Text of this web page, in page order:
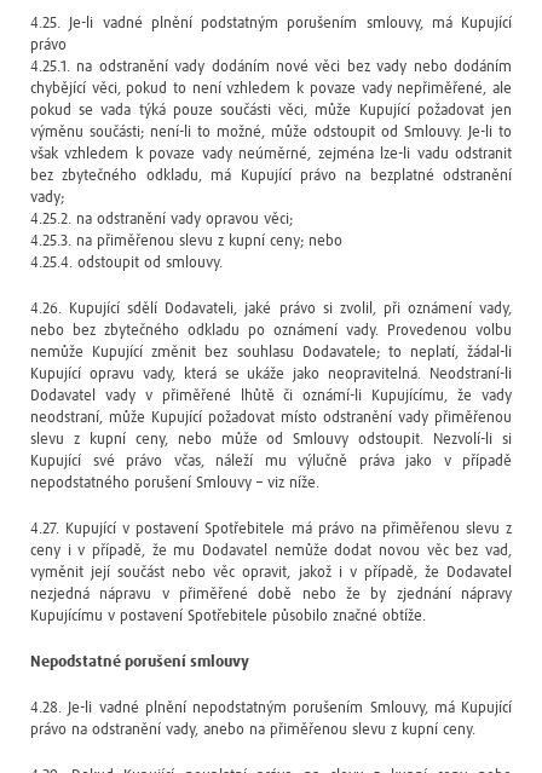
4.25. Je-li vadné plnění podstatným porušením smlouvy, má Kupující
právo
4.25.1. na odstranění vady dodáním nové věci bez vady nebo dodáním
chybějící věci, pokud to není vzhledem k povaze vady nepřiměřené, ale
pokud se vada týká pouze součásti věci, může Kupující požadovat jen
výměnu součásti; není-li to možné, může odstoupit od Smlouvy. Je-li to
však vzhledem k povaze vady neúměrné, zejména lze-li vadu odstranit
bez zbytečného odkladu, má Kupující právo na bezplatné odstranění
vady;
4.25.2. na odstranění vady opravou věci;
4.25.3. na přiměřenou slevu z kupní ceny; nebo
4.25.4. odstoupit od smlouvy.
4.26. Kupující sdělí Dodavateli, jaké právo si zvolil, při oznámení vady,
nebo bez zbytečného odkladu po oznámení vady. Provedenou volbu
nemůže Kupující změnit bez souhlasu Dodavatele; to neplatí, žádal-li
Kupující opravu vady, která se ukáže jako neopravitelná. Neodstraní-li
Dodavatel vady v přiměřené lhůtě či oznámí-li Kupujícímu, že vady
neodstraní, může Kupující požadovat místo odstranění vady přiměřenou
slevu z kupní ceny, nebo může od Smlouvy odstoupit. Nezvolí-li si
Kupující své právo včas, náleží mu výlučně práva jako v případě
nepodstatného porušení Smlouvy – viz níže.
4.27. Kupující v postavení Spotřebitele má právo na přiměřenou slevu z
ceny i v případě, že mu Dodavatel nemůže dodat novou věc bez vad,
vyměnit její součást nebo věc opravit, jakož i v případě, že Dodavatel
nezjedná nápravu v přiměřené době nebo že by zjednání nápravy
Kupujícímu v postavení Spotřebitele působilo značné obtíže.
Nepodstatné porušení smlouvy
4.28. Je-li vadné plnění nepodstatným porušením Smlouvy, má Kupující
právo na odstranění vady, anebo na přiměřenou slevu z kupní ceny.